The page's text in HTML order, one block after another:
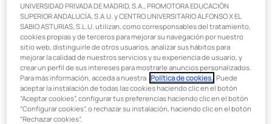
efectiva. Para lograr esto, los médicos deportivosaplican
conocimientos de diversas áreas médicas, como la
ortopedia, la cardiología, la nutrición y la fisiología del
ejercicio.
A qué se dedica la medicina deportiva:
ámbito de actuación
UNIVERSIDAD PRIVADA DE MADRID, S.A., PROMOTORA EDUCACIÓN
SUPERIOR ANDALUCÍA, S.A.U. y CENTRO UNIVERSITARIO ALFONSO X EL
SABIO ASTURIAS, S.L.U. utilizan, como corresponsables del tratamiento,
cookies propias y de terceros para mejorar su navegación por nuestro
sitio web, distinguirle de otros usuarios, analizar sus hábitos para
mejorar la calidad de nuestros servicios y su experiencia de usuario, y
crear un perfil de sus intereses para mostrarle anuncios personalizados.
Para más información, acceda a nuestra Política de cookies. . Puede
aceptar la instalación de todas las cookies haciendo clic en el botón
“Aceptar cookies”, configurar tus preferencias haciendo clic en el botón
“Configurar cookies”, o rechazar su instalación, haciendo clic en el botón
“Rechazar cookies”.